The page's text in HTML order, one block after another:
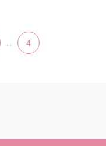
... 4